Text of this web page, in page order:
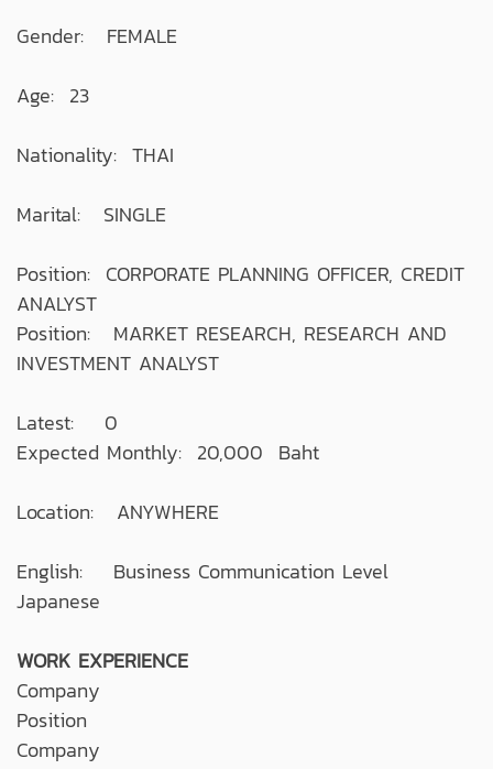
Gender: FEMALE
Age: 23
Nationality: THAI
Marital: SINGLE
Position: CORPORATE PLANNING OFFICER, CREDIT
ANALYST
Position: MARKET RESEARCH, RESEARCH AND
INVESTMENT ANALYST
Latest: 0
Expected Monthly: 20,000 Baht
Location: ANYWHERE
English: Business Communication Level
Japanese
WORK EXPERIENCE
Company
Position
Company